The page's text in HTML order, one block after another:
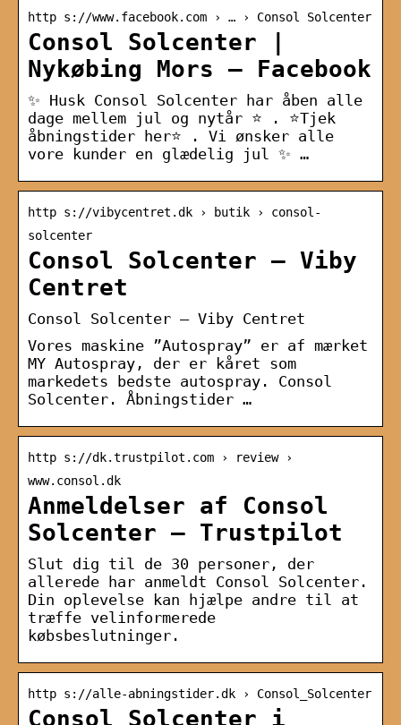
http s://www.facebook.com › … › Consol Solcenter
Consol Solcenter |
Nykøbing Mors – Facebook
✨ Husk Consol Solcenter har åben alle
dage mellem jul og nytår ⭐️ . ⭐️Tjek
åbningstider her⭐️ . Vi ønsker alle
vore kunder en glædelig jul ✨ …
http s://vibycentret.dk › butik › consol-
solcenter
Consol Solcenter – Viby
Centret
Consol Solcenter – Viby Centret
Vores maskine ”Autospray” er af mærket
MY Autospray, der er kåret som
markedets bedste autospray. Consol
Solcenter. Åbningstider …
http s://dk.trustpilot.com › review ›
www.consol.dk
Anmeldelser af Consol
Solcenter – Trustpilot
Slut dig til de 30 personer, der
allerede har anmeldt Consol Solcenter.
Din oplevelse kan hjælpe andre til at
træffe velinformerede
købsbeslutninger.
http s://alle-abningstider.dk › Consol_Solcenter
Consol Solcenter i